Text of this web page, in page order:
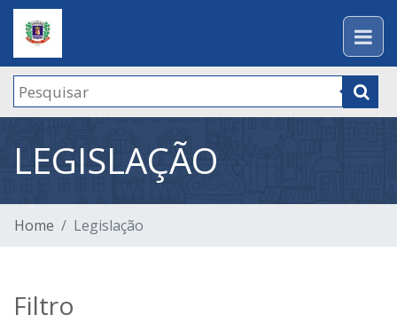
LEGISLAÇÃO
Home Legislação
Filtro